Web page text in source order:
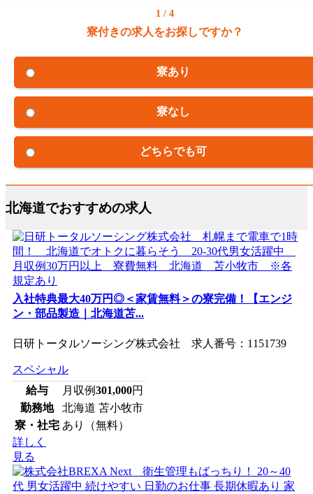
1 / 4
寮付きの求人をお探しですか？
寮あり
寮なし
どちらでも可
北海道でおすすめの求人
入社特典最大40万円◎＜家賃無料＞の寮完備！【エンジ
ン・部品製造｜北海道苫...
日研トータルソーシング株式会社 求人番号：1151739
スペシャル
給与
月収例301,000円
勤務地
北海道 苫小牧市
寮・社宅 あり（無料）
詳しく
見る